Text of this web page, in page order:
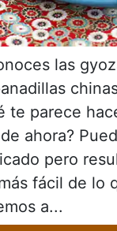
las
te parece
ahora?
pero
fácil de lo
a...